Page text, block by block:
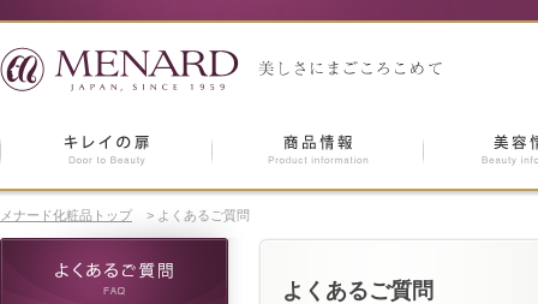
メナード化粧品トップ > よくあるご質問
よくあるご質問